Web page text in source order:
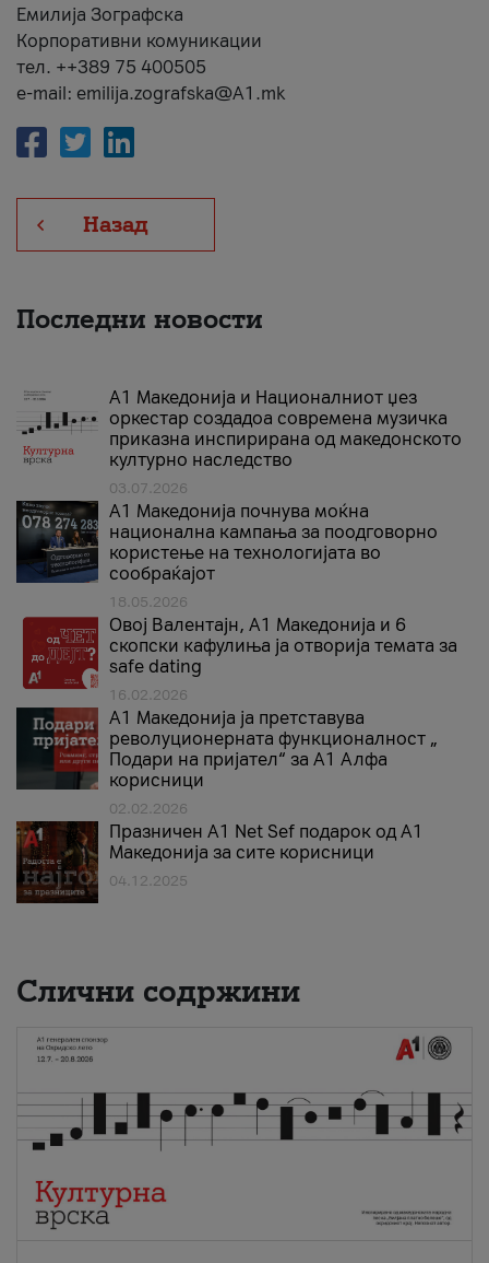
Емилија Зографска
Корпоративни комуникации
тел. ++389 75 400505
e-mail: emilija.zografska@A1.mk
Назад
Последни новости
А1 Македонија и Националниот џез
оркестар создадоа современа музичка
приказна инспирирана од македонското
културно наследство
03.07.2026
A1 Македонија почнува моќна
национална кампања за поодговорно
користење на технологијата во
сообраќајот
18.05.2026
Овој Валентајн, A1 Македонија и 6
скопски кафулиња ја отворија темата за
safe dating
16.02.2026
А1 Македонија ја претставува
револуционерната функционалност „
Подари на пријател“ за А1 Алфа
корисници
02.02.2026
Празничен A1 Net Sеf подарок од А1
Македонија за сите корисници
04.12.2025
Слични содржини